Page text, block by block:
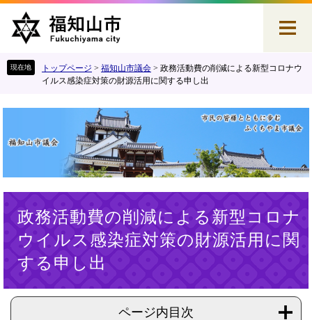
す
し
本
トップページ > 福知山市議会 > 政務活動費の削減による新型コロナウ
イルス感染症対策の財源活用に関する申し出
政務活動費の削減による新型コロナ
ウイルス感染症対策の財源活用に関
する申し出
ページ内目次